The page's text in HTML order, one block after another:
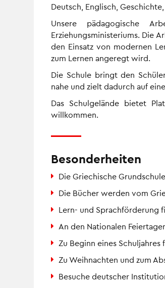
Deutsch, Englisch,
Unsere pädagogische
Erziehungsministeriums. Die
den Einsatz von modernen
zum Lernen angeregt wird.
Die Schule bringt den
nahe und zielt dadurch auf
Das Schulgelände bietet
willkommen.
Besonderheiten
Die Griechische
Die Bücher werden vom
Lern- und Sprachförderung
An den Nationalen
Zu Beginn eines
Zu Weihnachten und zum
Besuche deutscher